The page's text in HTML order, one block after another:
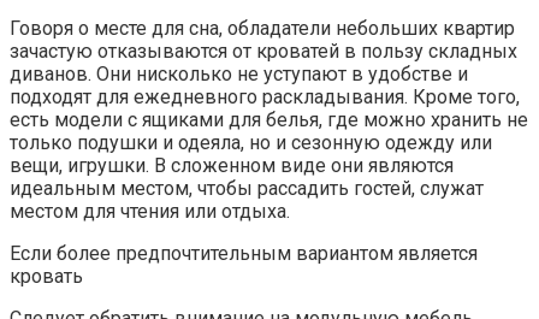
Говоря о месте для сна, обладатели небольших квартир
зачастую отказываются от кроватей в пользу складных
диванов. Они нисколько не уступают в удобстве и
подходят для ежедневного раскладывания. Кроме того,
есть модели с ящиками для белья, где можно хранить не
только подушки и одеяла, но и сезонную одежду или
вещи, игрушки. В сложенном виде они являются
идеальным местом, чтобы рассадить гостей, служат
местом для чтения или отдыха.
Если более предпочтительным вариантом является
кровать